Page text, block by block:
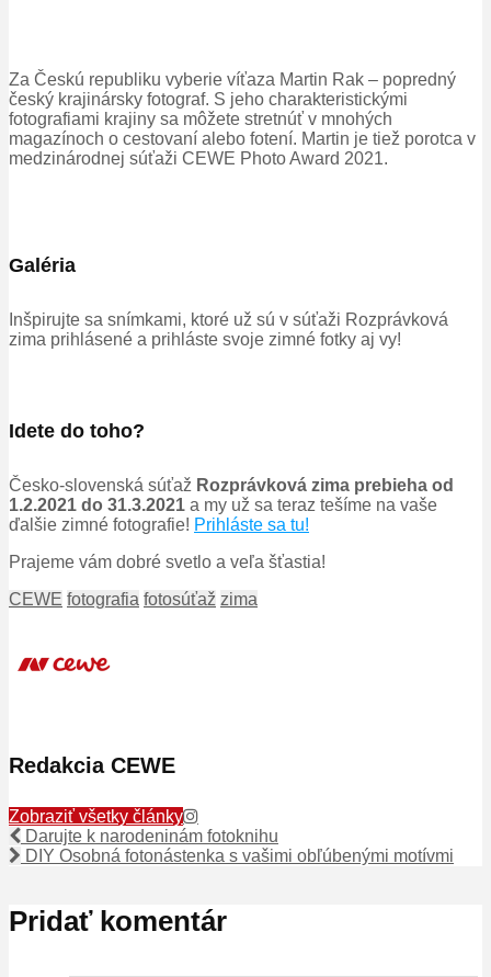
Za Českú republiku vyberie víťaza Martin Rak – popredný
český krajinársky fotograf. S jeho charakteristickými
fotografiami krajiny sa môžete stretnúť v mnohých
magazínoch o cestovaní alebo fotení. Martin je tiež porotca v
medzinárodnej súťaži CEWE Photo Award 2021.
Galéria
Inšpirujte sa snímkami, ktoré už sú v súťaži Rozprávková
zima prihlásené a prihláste svoje zimné fotky aj vy!
Idete do toho?
Česko-slovenská súťaž Rozprávková zima prebieha od
1.2.2021 do 31.3.2021 a my už sa teraz tešíme na vaše
ďalšie zimné fotografie! Prihláste sa tu!
Prajeme vám dobré svetlo a veľa šťastia!
CEWE fotografia fotosúťaž zima
Redakcia CEWE
Zobraziť všetky články
Darujte k narodeninám fotoknihu
DIY Osobná fotonástenka s vašimi obľúbenými motívmi
Pridať komentár